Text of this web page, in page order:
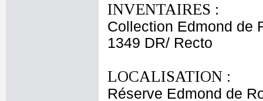
INVENTAIRES :
Collection Edmond de
1349 DR/ Recto
LOCALISATION :
Réserve Edmond de